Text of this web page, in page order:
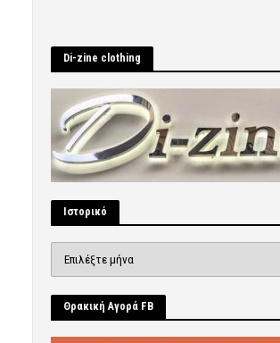
Di-zine clothing
Ιστορικό
Θρακική Αγορά FB